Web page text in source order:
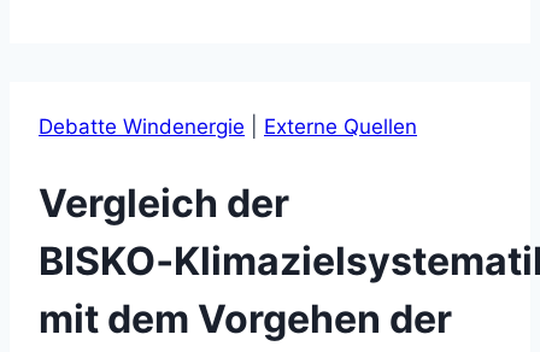
Debatte Windenergie Externe Quellen
Vergleich der
mit dem Vorgehen der